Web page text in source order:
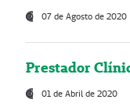
07 de Agosto de 2020
Prestador
01 de Abril de 2020